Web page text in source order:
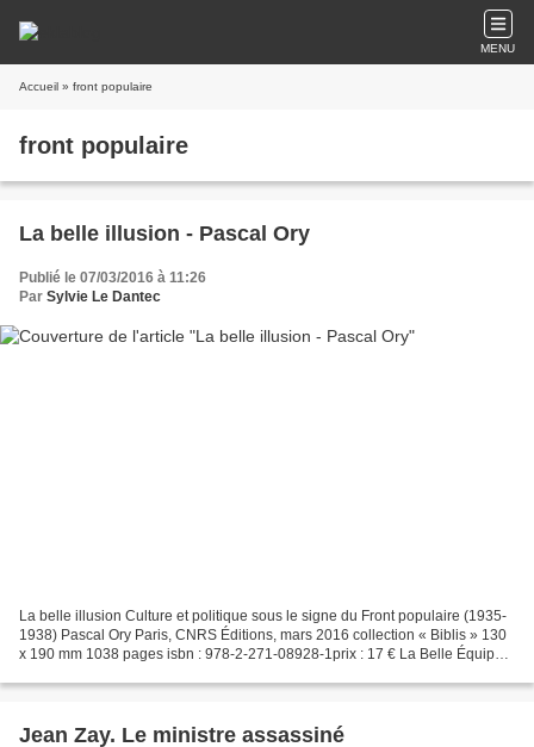
MENU
Accueil » front populaire
front populaire
La belle illusion - Pascal Ory
Publié le 07/03/2016 à 11:26
Par Sylvie Le Dantec
La belle illusion Culture et politique sous le signe du Front populaire (1935-
1938) Pascal Ory Paris, CNRS Éditions, mars 2016 collection « Biblis » 130
x 190 mm 1038 pages isbn : 978-2-271-08928-1prix : 17 € La Belle Équipe,
Jean Zay. Le ministre assassiné